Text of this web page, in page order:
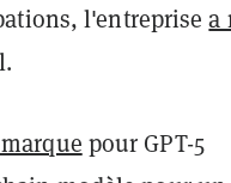
l'entreprisea
pour GPT-5